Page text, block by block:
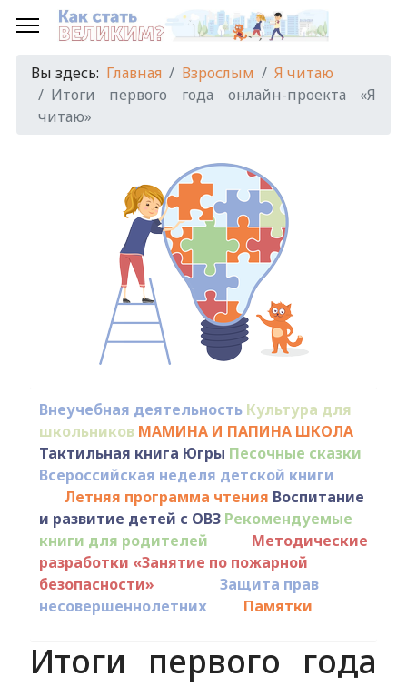
Вы здесь: Главная Взрослым
Я читаю
Итоги первого года онлайн-проекта «Я
читаю»
Внеучебная деятельность Культура для
школьников МАМИНА И ПАПИНА ШКОЛА
Тактильная книга Югры Песочные сказки
Всероссийская неделя детской книги
Летняя программа чтения Воспитание
и развитие детей с ОВЗ Рекомендуемые
книги для родителей
Методические
разработки «Занятие по пожарной
безопасности»
Защита прав
несовершеннолетних
Памятки
Итоги первого года